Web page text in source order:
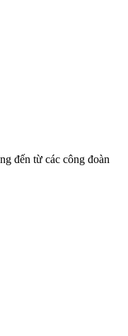
đến từ các công đoàn